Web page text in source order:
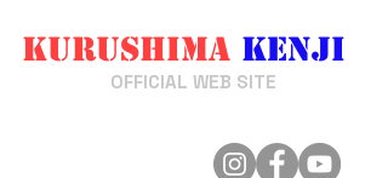
OFFICIAL WEB SITE
Kurushima Kenji